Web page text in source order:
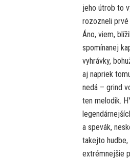
jeho útrob to
rozozneli prvé
Áno, viem,
spomínanej
vyhrávky,
aj napriek
nedá – grind
ten melodik.
a spevák,
takejto
extrémnejšie